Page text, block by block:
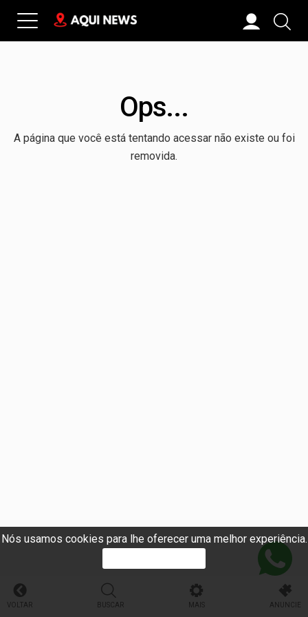
Nós usamos cookies para lhe oferecer uma melhor experiência.
Ops...
A página que você está tentando acessar não existe ou foi
removida.
VOLTAR BUSCAR MAIS ANUNCIE